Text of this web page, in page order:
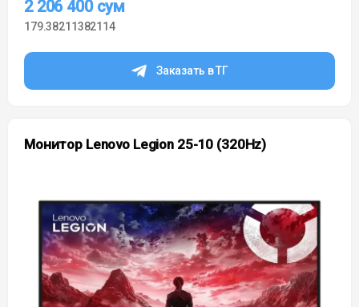
2 206 400 сум
179.38211382114
Заказать в ТГ
Монитор Lenovo Legion 25-10 (320Hz)